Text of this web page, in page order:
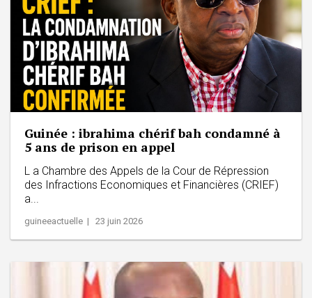
Guinée : ibrahima chérif bah condamné à
5 ans de prison en appel
L a Chambre des Appels de la Cour de Répression
des Infractions Economiques et Financières (CRIEF)
a...
guineeactuelle | 23 juin 2026